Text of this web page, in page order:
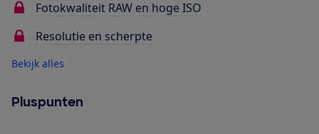
Fotokwaliteit RAW en hoge ISO
Resolutie en scherpte
Bekijk alles
Pluspunten